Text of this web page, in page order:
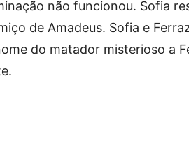
não funcionou. Sofia
de Amadeus. Sofia e
do matador misterioso a